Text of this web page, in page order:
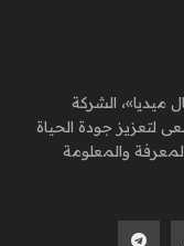
رقمية تصدر عن «71 ديجتال ميديا»، الشركة
لتعزيز جودة الحياة
والمعلومة